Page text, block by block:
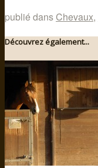
publié dans Chevaux,
Découvrez également...